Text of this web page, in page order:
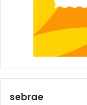
sebrae